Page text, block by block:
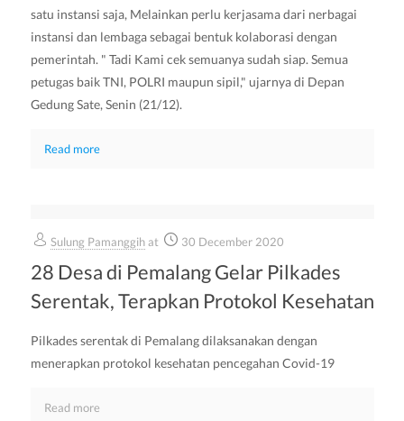
satu instansi saja, Melainkan perlu kerjasama dari nerbagai
instansi dan lembaga sebagai bentuk kolaborasi dengan
pemerintah. " Tadi Kami cek semuanya sudah siap. Semua
petugas baik TNI, POLRI maupun sipil," ujarnya di Depan
Gedung Sate, Senin (21/12).
Read more
Sulung Pamanggih at 30 December 2020
28 Desa di Pemalang Gelar Pilkades
Serentak, Terapkan Protokol Kesehatan
Pilkades serentak di Pemalang dilaksanakan dengan
menerapkan protokol kesehatan pencegahan Covid-19
Read more